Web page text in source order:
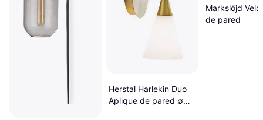
Herstal Harlekin Duo
Aplique de pared ∅
Markslöjd
de pared